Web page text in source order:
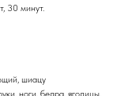
30 минут.
шиацу
ноги, бедра, ягодицы,